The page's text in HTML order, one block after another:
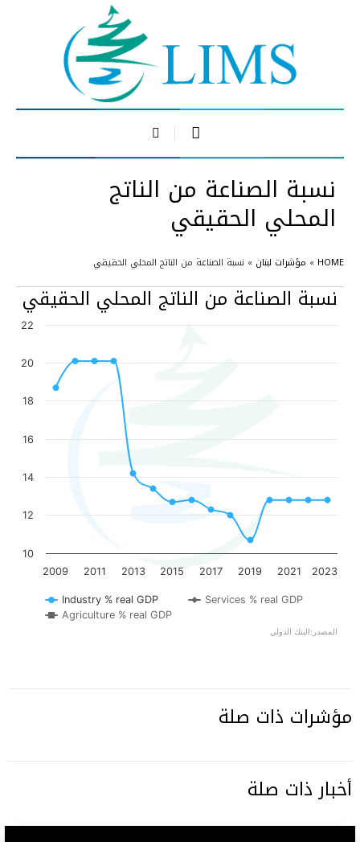
نسبة الصناعة من الناتج
المحلي الحقيقي
HOME
» مؤشرات لبنان » نسبة الصناعة من الناتج المحلي الحقيقي
نسبة الصناعة من الناتج المحلي الحقيقي
مؤشرات ذات صلة
أخبار ذات صلة